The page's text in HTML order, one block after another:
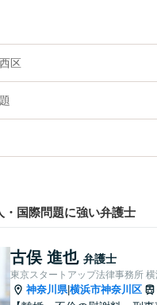
区
国際問題に強い弁護士
古俣 進也 弁護士
東京スタートアップ法律事務所
神奈川県|横浜市神奈川区